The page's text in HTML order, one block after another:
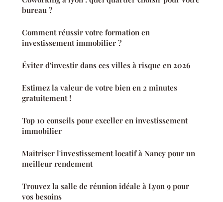
bureau ?
Comment réussir votre formation en
investissement immobilier ?
Éviter d'investir dans ces villes à risque en 2026
Estimez la valeur de votre bien en 2 minutes
gratuitement !
Top 10 conseils pour exceller en investissement
immobilier
Maîtriser l'investissement locatif à Nancy pour un
meilleur rendement
Trouvez la salle de réunion idéale à Lyon 9 pour
vos besoins